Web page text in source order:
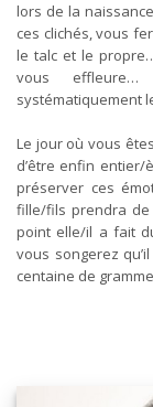
lors de la
ces clichés, vous
le talc et le
vous
systématiquement
Le jour où vous
d’être enfin
préserver ces
fille/fils prendra de
point elle/il a fait
vous songerez
centaine de